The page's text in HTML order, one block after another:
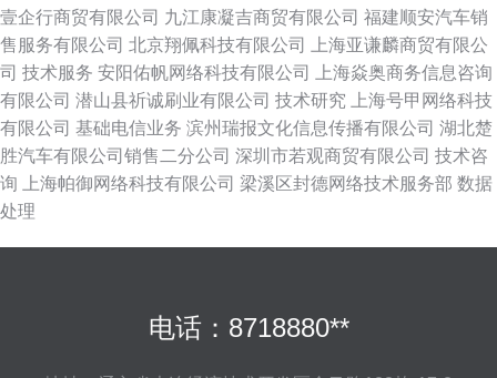
壹企行商贸有限公司 九江康凝吉商贸有限公司 福建顺安汽车销
售服务有限公司 北京翔佩科技有限公司
上海亚谦麟商贸有限公
司 技术服务 安阳佑帆网络科技有限公司
上海焱奥商务信息咨询
有限公司 潜山县祈诚刷业有限公司 技术研究
上海号甲网络科技
有限公司 基础电信业务 滨州瑞报文化信息传播有限公司 湖北楚
胜汽车有限公司销售二分公司 深圳市若观商贸有限公司 技术咨
询
上海帕御网络科技有限公司 梁溪区封德网络技术服务部 数据
处理
电话：8718880**